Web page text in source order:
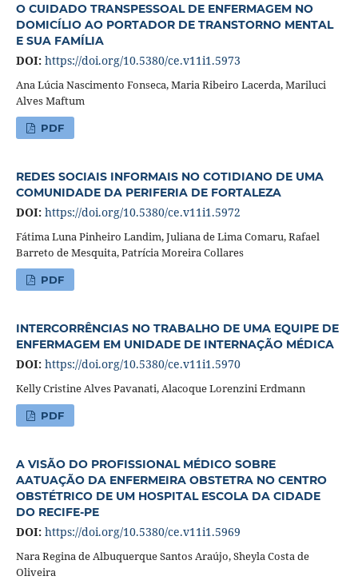
O CUIDADO TRANSPESSOAL DE ENFERMAGEM NO
DOMICÍLIO AO PORTADOR DE TRANSTORNO MENTAL
E SUA FAMÍLIA
DOI: https://doi.org/10.5380/ce.v11i1.5973
Ana Lúcia Nascimento Fonseca, Maria Ribeiro Lacerda, Mariluci
Alves Maftum
PDF
REDES SOCIAIS INFORMAIS NO COTIDIANO DE UMA
COMUNIDADE DA PERIFERIA DE FORTALEZA
DOI: https://doi.org/10.5380/ce.v11i1.5972
Fátima Luna Pinheiro Landim, Juliana de Lima Comaru, Rafael
Barreto de Mesquita, Patrícia Moreira Collares
PDF
INTERCORRÊNCIAS NO TRABALHO DE UMA EQUIPE DE
ENFERMAGEM EM UNIDADE DE INTERNAÇÃO MÉDICA
DOI: https://doi.org/10.5380/ce.v11i1.5970
Kelly Cristine Alves Pavanati, Alacoque Lorenzini Erdmann
PDF
A VISÃO DO PROFISSIONAL MÉDICO SOBRE
AATUAÇÃO DA ENFERMEIRA OBSTETRA NO CENTRO
OBSTÉTRICO DE UM HOSPITAL ESCOLA DA CIDADE
DO RECIFE-PE
DOI: https://doi.org/10.5380/ce.v11i1.5969
Nara Regina de Albuquerque Santos Araújo, Sheyla Costa de
Oliveira